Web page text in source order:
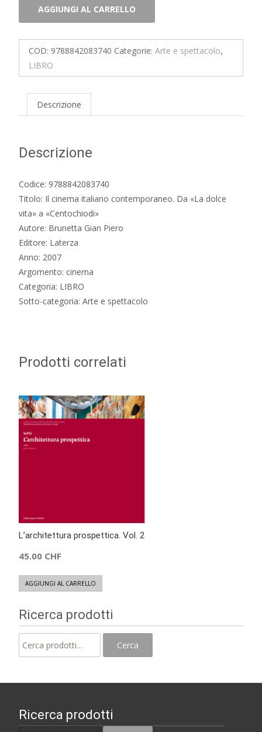
cinema
contemporaneo.
«La
a
quantità
AGGIUNGI AL CARRELLO
COD: 9788842083740 Categorie: Arte e spettacolo,
LIBRO
Descrizione
Descrizione
Codice: 9788842083740
Titolo: Il cinema italiano contemporaneo. Da «La dolce
vita» a «Centochiodi»
Autore: Brunetta Gian Piero
Editore: Laterza
Anno: 2007
Argomento: cinema
Categoria: LIBRO
Sotto-categoria: Arte e spettacolo
Prodotti correlati
L’architettura prospettica. Vol. 2
45.00 CHF
AGGIUNGI AL CARRELLO
Ricerca prodotti
Cerca
Ricerca prodotti